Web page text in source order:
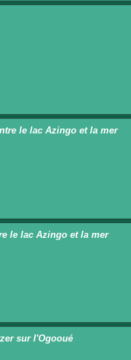
le lac Azingo et la mer
le lac Azingo et la mer
sur l'Ogooué